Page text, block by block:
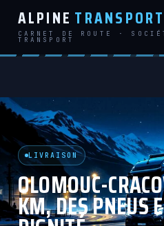
ALPINE
CARNET DE ROUTE ·
TRANSPORT
LIVRAISON
OLOMOUC-
KM, DES PNEUS